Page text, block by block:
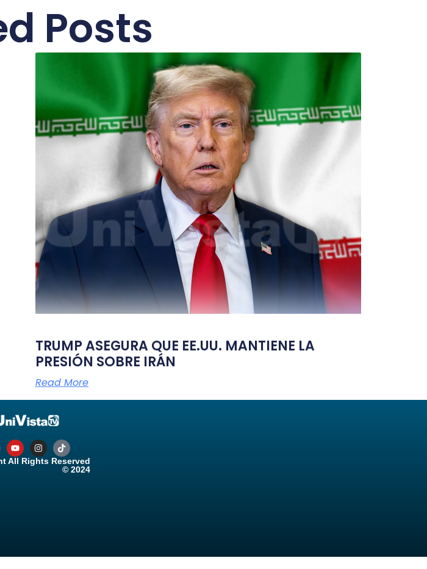
Posts
TRUMP ASEGURA QUE EE.UU. MANTIENE LA
PRESIÓN SOBRE IRÁN
Read More
All Rights Reserved
© 2024